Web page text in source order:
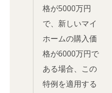
格が5000万円
で、新しいマイ
ホームの購入価
格が6000万円で
ある場合、この
特例を適用する